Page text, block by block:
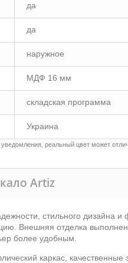
да
да
наружное
МДФ 16 мм
складская программа
Украина
реальный цвет может
Artiz
стильного дизайна
Внешняя отделка
более удобным.
каркас,